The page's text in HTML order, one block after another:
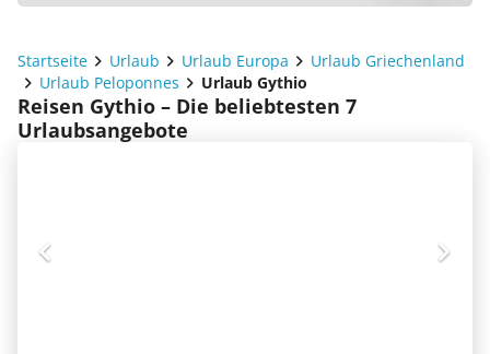
Startseite Urlaub Urlaub Europa
Urlaub Griechenland
Urlaub Peloponnes
Urlaub Gythio
Reisen Gythio – Die beliebtesten 7
Urlaubsangebote